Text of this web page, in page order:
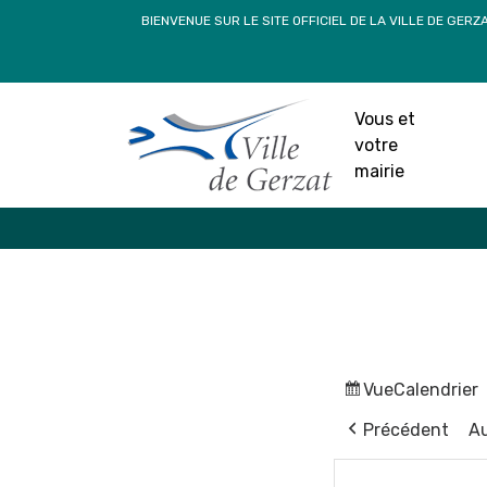
BIENVENUE SUR LE SITE OFFICIEL DE LA VILLE DE
Vous et
votre
mairie
VueCalendrier
Précédent